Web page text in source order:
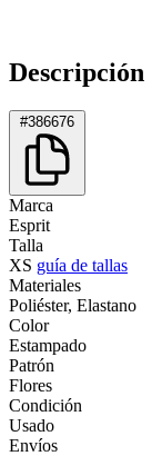
Descripción
#386676
Marca
Esprit
Talla
XS guía de tallas
Materiales
Poliéster, Elastano
Color
Estampado
Patrón
Flores
Condición
Usado
Envíos